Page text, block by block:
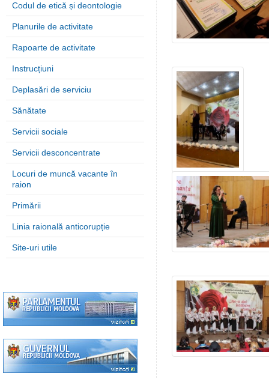
Codul de etică și deontologie
Planurile de activitate
Rapoarte de activitate
Instrucțiuni
Deplasări de serviciu
Sănătate
Servicii sociale
Servicii desconcentrate
Locuri de muncă vacante în
raion
Primării
Linia raională anticorupție
Site-uri utile